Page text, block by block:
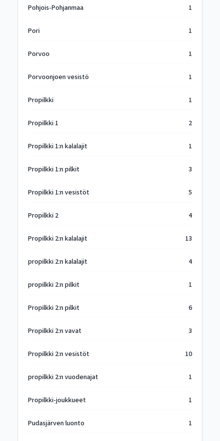
Pohjois-Pohjanmaa 1
Pori 1
Porvoo 1
Porvoonjoen vesistö 1
Propilkki 1
Propilkki 1 2
Propilkki 1:n kalalajit 1
Propilkki 1:n pilkit 3
Propilkki 1:n vesistöt 5
Propilkki 2 4
Propilkki 2:n kalalajit 13
propilkki 2:n kalalajit 4
propilkki 2:n pilkit 1
Propilkki 2:n pilkit 6
Propilkki 2:n vavat 3
Propilkki 2:n vesistöt 10
propilkki 2:n vuodenajat 1
Propilkki-joukkueet 1
Pudasjärven luonto 1